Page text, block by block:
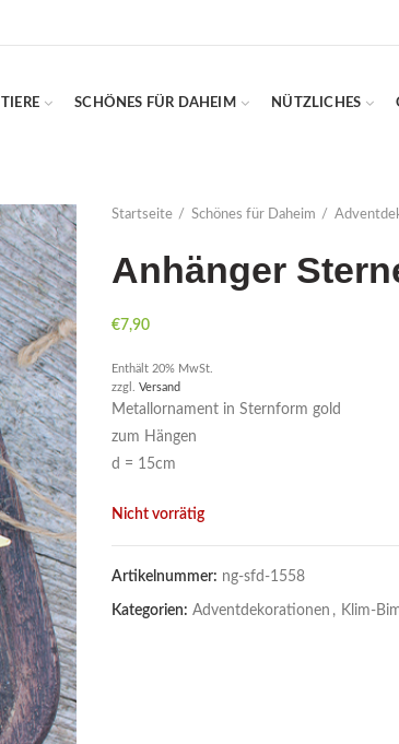
TIERE SCHÖNES FÜR DAHEIM NÜTZLICHES
Startseite Schönes für Daheim
Anhänger
€7,90
Enthält 20% MwSt.
zzgl. Versand
Metallornament in Sternform gold
zum Hängen
d = 15cm
Nicht vorrätig
Artikelnummer: ng-sfd-1558
Kategorien: Adventdekorationen , Klim-